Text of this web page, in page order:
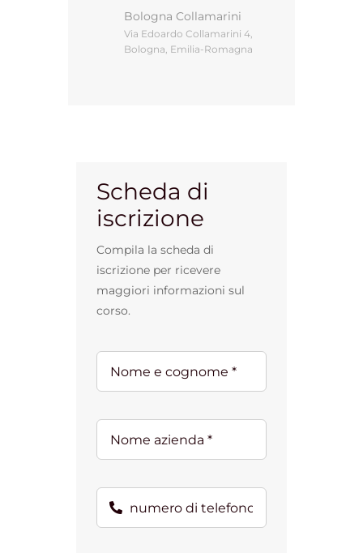
Gestione d’impresa
Bologna Collamarini
Via Edoardo Collamarini 4,
Bologna, Emilia-Romagna
Scheda di
iscrizione
Compila la scheda di
iscrizione per ricevere
maggiori informazioni sul
corso.